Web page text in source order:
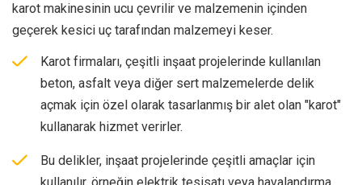
karot makinesinin ucu çevrilir ve malzemenin içinden
geçerek kesici uç tarafından malzemeyi keser.
Karot firmaları, çeşitli inşaat projelerinde kullanılan
beton, asfalt veya diğer sert malzemelerde delik
açmak için özel olarak tasarlanmış bir alet olan "karot"
kullanarak hizmet verirler.
Bu delikler, inşaat projelerinde çeşitli amaçlar için